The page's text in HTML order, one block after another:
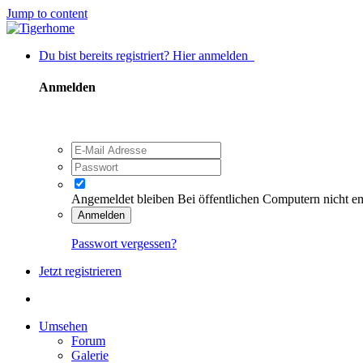
Jump to content
Du bist bereits registriert? Hier anmelden
Anmelden
Angemeldet bleiben Bei öffentlichen Computern nicht
Anmelden
Passwort vergessen?
Jetzt registrieren
Umsehen
Forum
Galerie